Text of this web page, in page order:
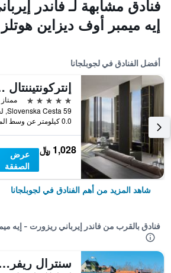
فنادق مشابهة لـ فاندر
إيه ميمبر أوف ديزاين هوتلز
أفضل الفنادق في لجوبلجانا
5 نجوم
ممتاز 9.0
0.0 كيلومتر عن وسط المدينة
1,028 ﷼
عرض
الصفقة
شاهد المزيد من أهم الفنادق في لجوبلجانا
فنادق بالقرب من فاندر إيرباني ريزورت - إيه
سنترال ريفرسايد